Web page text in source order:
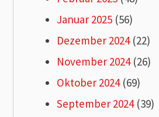
Januar 2025 (56)
Dezember 2024(22)
November 2024(26)
Oktober 2024(69)
September 2024(39)